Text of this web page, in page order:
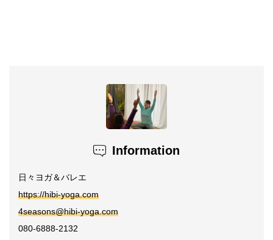
Information
日々ヨガ＆バレエ
https://hibi-yoga.com
4seasons@hibi-yoga.com
080-6888-2132